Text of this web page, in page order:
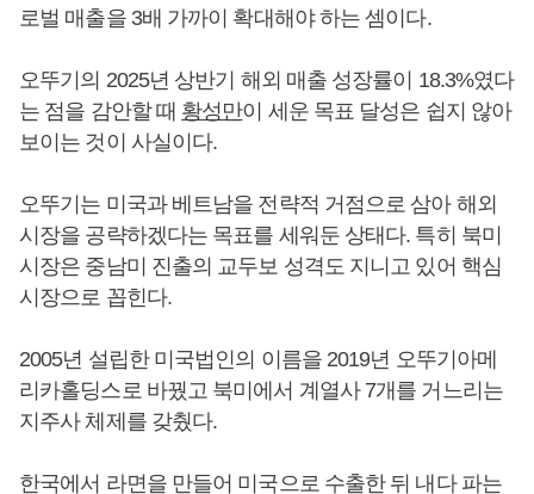
로벌 매출을 3배 가까이 확대해야 하는 셈이다.
오뚜기의 2025년 상반기 해외 매출 성장률이 18.3%였다
는 점을 감안할 때 황성만이 세운 목표 달성은 쉽지 않아
보이는 것이 사실이다.
오뚜기는 미국과 베트남을 전략적 거점으로 삼아 해외
시장을 공략하겠다는 목표를 세워둔 상태다. 특히 북미
시장은 중남미 진출의 교두보 성격도 지니고 있어 핵심
시장으로 꼽힌다.
2005년 설립한 미국법인의 이름을 2019년 오뚜기아메
리카홀딩스로 바꿨고 북미에서 계열사 7개를 거느리는
지주사 체제를 갖췄다.
한국에서 라면을 만들어 미국으로 수출한 뒤 내다 파는